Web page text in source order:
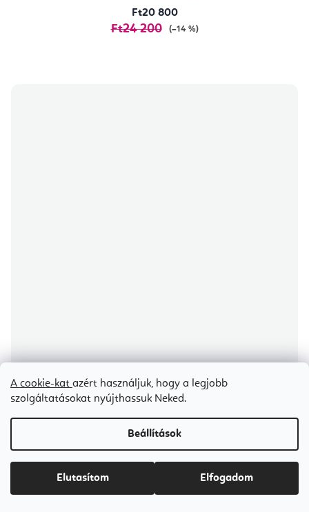
A cookie-kat azért használjuk, hogy a legjobb
szolgáltatásokat nyújthassuk Neked.
Beállítások
Elutasítom Elfogadom
Ft20 800
Ft24 200 (–14 %)
Elina Pilates csúszóplatform
Árajánlat igénylése